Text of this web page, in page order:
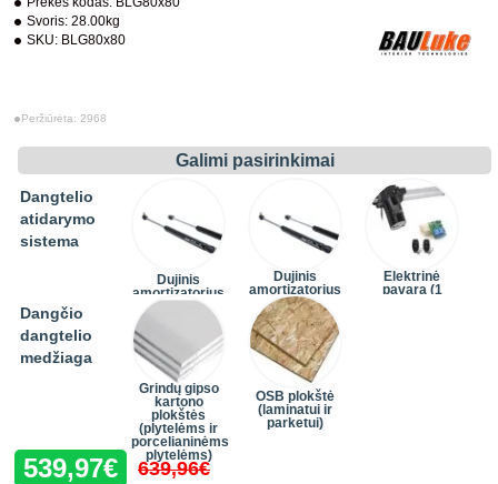
Svoris: 28.00kg
SKU: BLG80x80
Peržiūrėta: 2968
539,97€ 639,96€
Galimi pasirinkimai
Dangtelio
atidarymo
sistema
Dujinis
amortizatorius
(2 vnt.)
Dujinis
amortizatorius
(3 vnt.)
(+24,20€)
Elektrinė
pavara (1
Dangčio
dangtelio
medžiaga
Grindų gipso
kartono
plokštės
(plytelėms ir
porcelianinėms
plytelėms)
OSB plokštė
(laminatui ir
parketui)